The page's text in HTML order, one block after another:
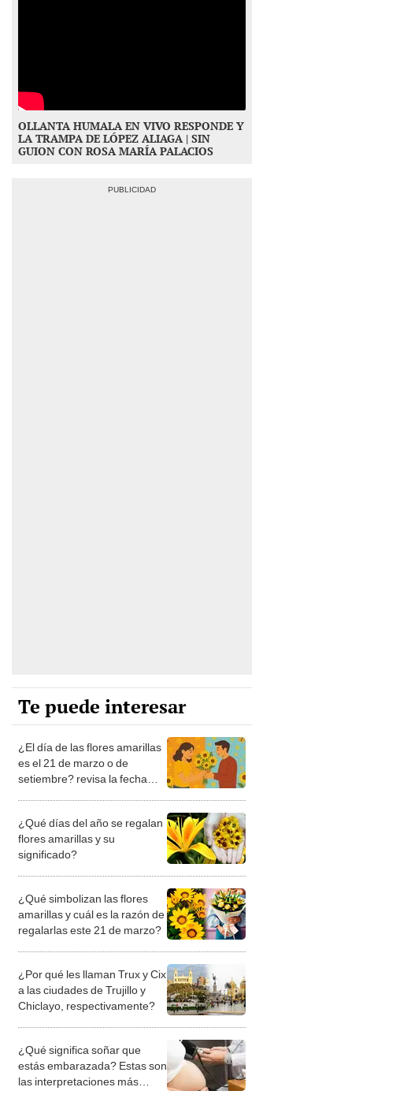
OLLANTA HUMALA EN VIVO RESPONDE Y
LA TRAMPA DE LÓPEZ ALIAGA | SIN
GUION CON ROSA MARÍA PALACIOS
Te puede interesar
¿El día de las flores amarillas
es el 21 de marzo o de
setiembre? revisa la fecha
¿Qué días del año se regalan
flores amarillas y su
significado?
¿Qué simbolizan las flores
amarillas y cuál es la razón de
regalarlas este 21 de marzo?
¿Por qué les llaman Trux y Cix
a las ciudades de Trujillo y
Chiclayo, respectivamente?
¿Qué significa soñar que
estás embarazada? Estas son
las interpretaciones más